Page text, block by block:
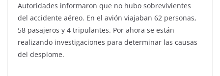
Autoridades informaron que no hubo sobrevivientes
del accidente aéreo. En el avión viajaban 62 personas,
58 pasajeros y 4 tripulantes. Por ahora se están
realizando investigaciones para determinar las causas
del desplome.